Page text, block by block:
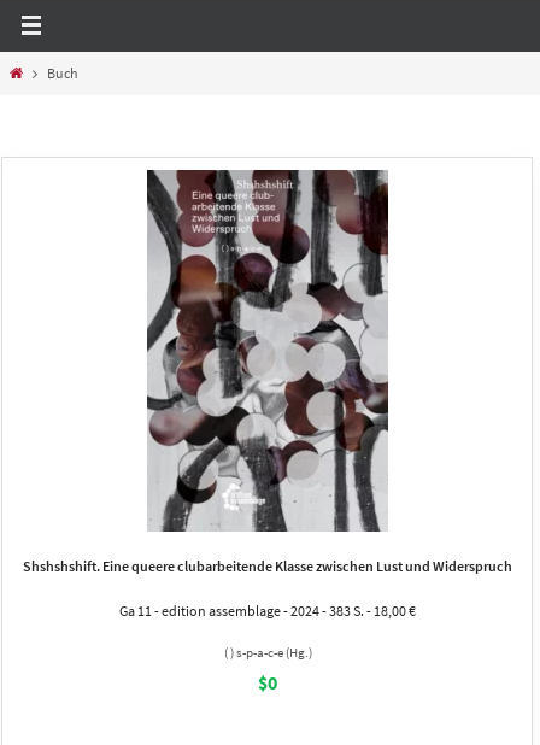
StartBuch
Shshshshift. Eine queere clubarbeitende Klasse zwischen Lust und Widerspruch
Ga 11 - edition assemblage - 2024 - 383 S. - 18,00 €
( ) s-p-a-c-e (Hg.)
$0